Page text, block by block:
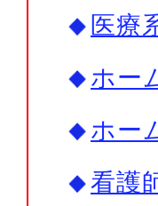
医療
ホー
ホー
看護